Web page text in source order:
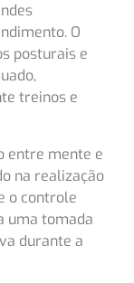
O
posturais e
treinos e
entre mente e
na realização
o controle
uma tomada
durante a